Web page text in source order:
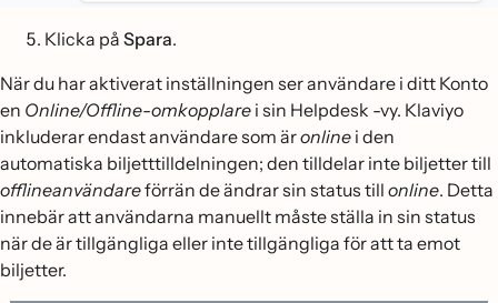
Klicka på Spara.
När du har aktiverat inställningen ser användare i ditt Konto
en Online/Offline-omkopplare i sin Helpdesk -vy. Klaviyo
inkluderar endast användare som äronline i den
automatiska biljetttilldelningen; den tilldelar inte biljetter till
offlineanvändareförrän de ändrar sin status till online. Detta
innebär att användarna manuellt måste ställa in sin status
när de är tillgängliga eller inte tillgängliga för att ta emot
biljetter.